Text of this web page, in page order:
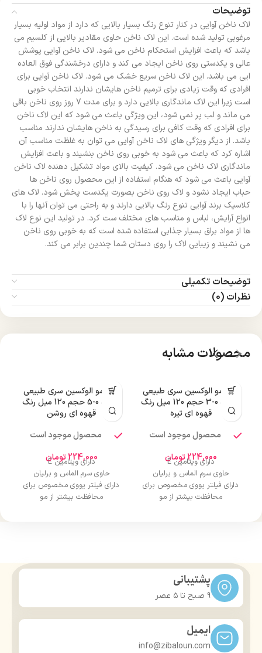
توضیحات
لاک ناخن آوایی در کنار تنوع رنگ بسیار بالایی که دارد از مواد اولیه بسیار
مرغوبی تولید شده است. این لاک ناخن حاوی مقادیر بالایی از کلسیم می
باشد که باعث افزایش استحکام ناخن می شود. لاک ناخن آوایی پوشش
عالی و یکدستی روی ناخن ایجاد می کند و دارای درخشندگی فوق العاده
ایی می باشد. این لاک ناخن سریع خشک می شود. لاک ناخن آوایی برای
افرادی که وقت زیادی برای ترمیم ناخن هایشان ندارند انتخاب خوبی
است زیرا این لاک ماندگاری بالایی دارد و برای مدت 7 روز روی ناخن باقی
می ماند و لب پر نمی شود، این ویژگی باعث می شود که این لاک ناخن
برای افرادی که وقت کافی برای رسیدگی به ناخن هایشان ندارند مناسب
باشد. از دیگر ویژگی های لاک ناخن آوایی می توان به غلظت مناسب آن
اشاره کرد که باعث می شود به خوبی روی ناخن بنشیند و باعث افزایش
ماندگاری لاک ناخن می شود. کیفیت بالای مواد تشکیل دهنده لاک ناخن
آوایی باعث می شود که هنگام استفاده از این محصول روی ناخن ها
حباب ایجاد نشود و لاک روی ناخن بصورت یکدست پخش شود. لاک های
کلاسیک برند آوایی تنوع رنگ بالایی دارند و به راحتی می توان آنها را با
انواع آرایش، لباس و مناسب های مختلف ست کرد. در تولید این نوع لاک
ها از مواد براق بسیار جذابی استفاده شده است که به خوبی روی ناخن
می نشیند و زیبایی لاک را روی دستان شما چندین برابر می کند.
توضیحات تکمیلی
نظرات (0)
محصولات مشابه
رنگ مو الوکسین سری طبیعی
شماره 0-3 حجم 120 میل رنگ
قهوه ای تیره
محصول موجود است
224,000تومان
دارای ویتامین E
حاوی سرم الماس و برلیان
دارای فیلتر یووی مخصوص برای
محافظت بیشتر از مو
رنگ مو الوکسین سری طبیعی
شماره 0-5 حجم 120 میل رنگ
قهوه ای روشن
محصول موجود است
224,000تومان
دارای ویتامین E
حاوی سرم الماس و برلیان
دارای فیلتر یووی مخصوص برای
محافظت بیشتر از مو
پشتیبانی
9 صبح تا ۵ عصر
ایمیل
info@zibaloun.com